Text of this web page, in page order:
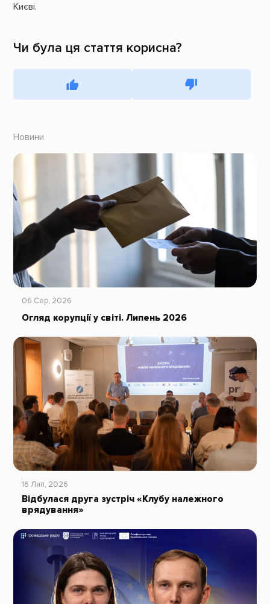
Києві.
Чи була ця стаття корисна?
Новини
06 Сер, 2026
Огляд корупції у світі. Липень 2026
16 Лип, 2026
Відбулася друга зустріч «Клубу належного
врядування»